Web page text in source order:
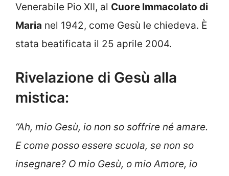
Venerabile Pio XII, al Cuore Immacolato di
Maria nel 1942, come Gesù le chiedeva. È
stata beatificata il 25 aprile 2004.
Rivelazione di Gesù alla
mistica:
“Ah, mio Gesù, io non so soffrire né amare.
E come posso essere scuola, se non so
insegnare? O mio Gesù, o mio Amore, io